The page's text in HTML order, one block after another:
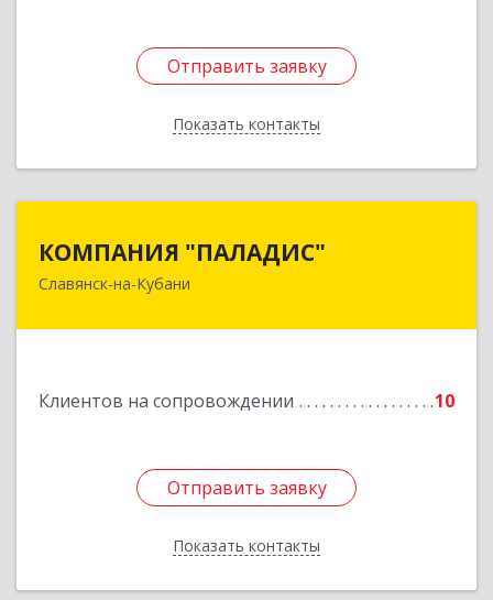
Отправить заявку
Показать контакты
Отправить заявку
Назад
КОМПАНИЯ "ПАЛАДИС"
Славянск-на-Кубани
Клиентов на сопровождении 10
Отправить заявку
Показать контакты
353560, Краснодарский край, Славянский р-н,
Подробнее
Отправить заявку
Назад